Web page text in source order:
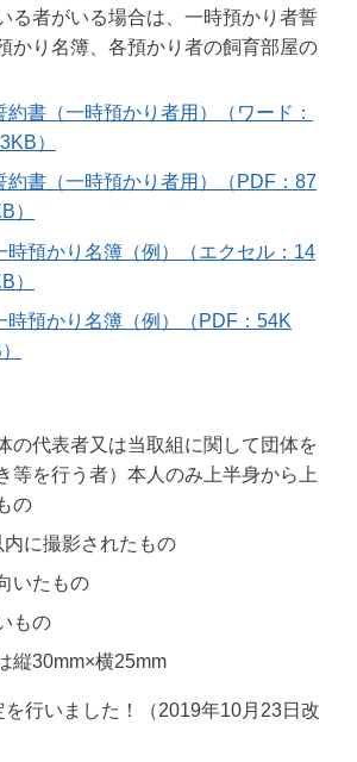
る者がいる場合は、一時預かり者誓
かり名簿、各預かり者の飼育部屋の
約書（一時預かり者用）（ワード：
）
約書（一時預かり者用）（PDF：87
）
時預かり名簿（例）（エクセル：14
）
時預かり名簿（例）（PDF：54K
の代表者又は当取組に関して団体を
等を行う者）本人のみ上半身から上
の
に撮影されたもの
いたもの
もの
縦30mm×横25mm
を行いました！（2019年10月23日改